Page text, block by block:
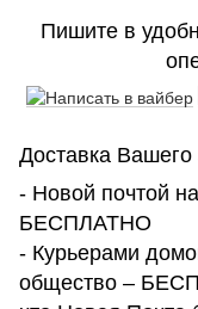
Пишите в
Доставка Вашего
- Новой почтой
БЕСПЛАТНО
- Курьерами
общество –